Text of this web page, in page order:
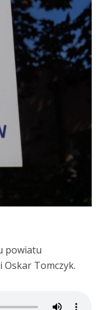
powiatu
Tomczyk.